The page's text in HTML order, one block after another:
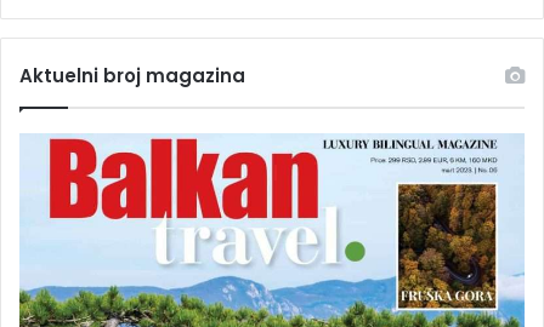
Aktuelni broj magazina